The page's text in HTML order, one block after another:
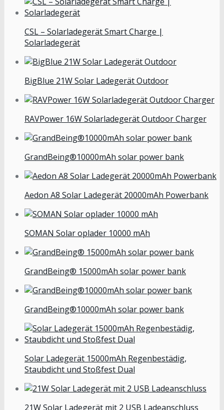
CSL – Solarladegerät Smart Charge |
Solarladegerät
BigBlue 21W Solar Ladegerät Outdoor
RAVPower 16W Solarladegerät Outdoor Charger
GrandBeing®10000mAh solar power bank
Aedon A8 Solar Ladegerät 20000mAh Powerbank
SOMAN Solar oplader 10000 mAh
GrandBeing® 15000mAh solar power bank
GrandBeing®10000mAh solar power bank
Solar Ladegerät 15000mAh Regenbestädig,
Staubdicht und Stoßfest Dual
21W Solar Ladegerät mit 2 USB Ladeanschluss